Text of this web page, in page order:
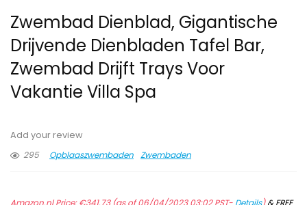
Zwembad Dienblad, Gigantische
Drijvende Dienbladen Tafel Bar,
Zwembad Drijft Trays Voor
Vakantie Villa Spa
Add your review
295
Opblaaszwembaden Zwembaden